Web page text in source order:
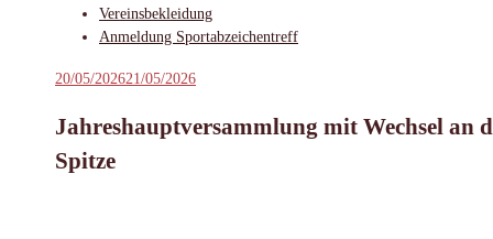
Vereinsbekleidung
Anmeldung Sportabzeichentreff
Veröffentlicht
20/05/202621/05/2026
Jahreshauptversammlung mit Wechsel an
Spitze